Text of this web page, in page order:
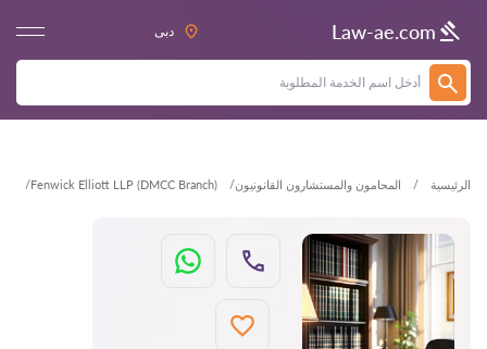
Law-ae.com دبى
الرئيسية المحامون والمستشارون القانونيون Fenwick Elliott LLP (DMCC Branch)
العودة